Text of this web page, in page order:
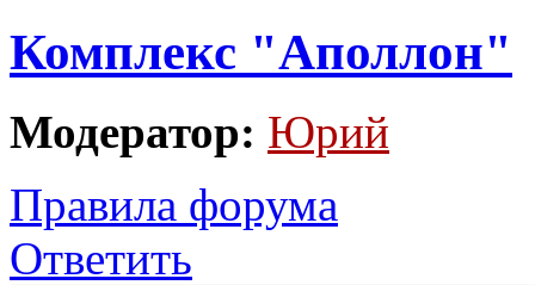
Комплекс "Аполлон"
Модератор: Юрий
Правила форума
Ответить